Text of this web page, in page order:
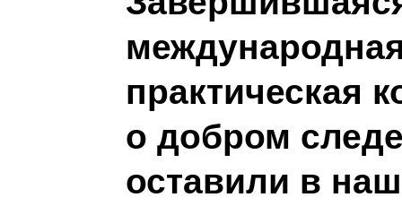
практическая
о добром
оставили в